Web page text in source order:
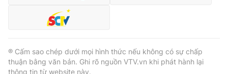
® Cấm sao chép dưới mọi hình thức nếu không có sự chấp
thuận bằng văn bản. Ghi rõ nguồn VTV.vn khi phát hành lại
thông tin từ website này.